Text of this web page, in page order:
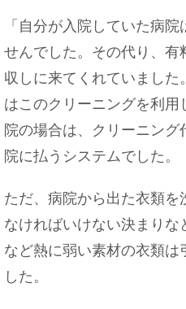
病院を転院する
介！
眉毛を上げる心
態をチェック！
成長過程
「自分が入院していた病
せんでした。その代り、有
収しに来てくれていまし
はこのクリーニングを利
院の場合は、クリーニン
院に払うシステムでした。
ただ、病院から出た衣類を
なければいけない決まり
など熱に弱い素材の衣類
した。